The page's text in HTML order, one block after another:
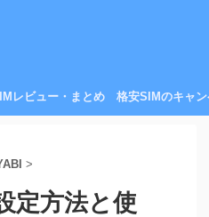
レビュー・まとめ 格安SIMのキャ
>
定方法と使